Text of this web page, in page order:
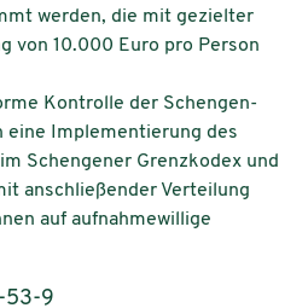
werden, die mit gezielter
von 10.000 Euro pro Person
Kontrolle der Schengen-
eine Implementierung des
Schengener Grenzkodex und
anschließender Verteilung
auf aufnahmewillige
53-9